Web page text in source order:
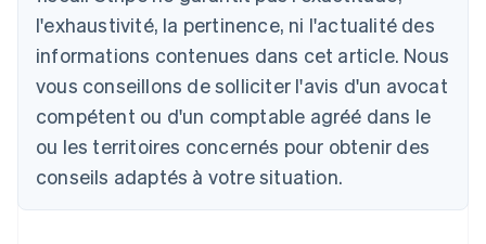
l'exhaustivité, la pertinence, ni l'actualité des
informations contenues dans cet article. Nous
vous conseillons de solliciter l'avis d'un avocat
compétent ou d'un comptable agréé dans le
ou les territoires concernés pour obtenir des
conseils adaptés à votre situation.
Belgique
NederlandsFrançaisDeutschEnglish
Brésil
PortuguêsEnglish
Bulgarie
English
English Français
Chine continentale